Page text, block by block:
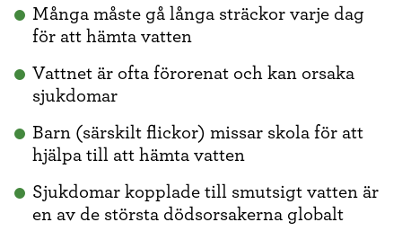
Många måste gå långa sträckor varje dag
för att hämta vatten
Vattnet är ofta förorenat och kan orsaka
sjukdomar
Barn (särskilt flickor) missar skola för att
hjälpa till att hämta vatten
Sjukdomar kopplade till smutsigt vatten är
en av de största dödsorsakerna globalt